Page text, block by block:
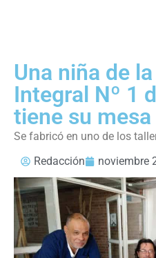
Una niña de
Integral Nº 1
tiene su
Se fabricó en uno de los
Redacción
noviembre